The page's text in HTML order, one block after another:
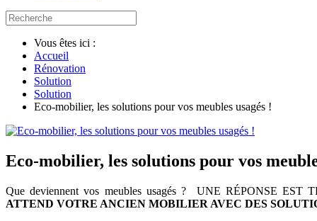
Vous êtes ici :
Accueil
Rénovation
Solution
Solution
Eco-mobilier, les solutions pour vos meubles usagés !
Eco-mobilier, les solutions pour vos
Que deviennent vos meubles usagés ? UNE RÉPONSE
ATTEND VOTRE ANCIEN MOBILIER AVEC DES